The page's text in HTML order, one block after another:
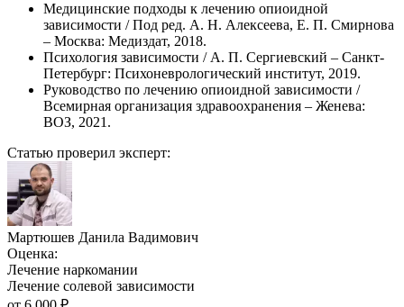
Медицинские подходы к лечению опиоидной
зависимости / Под ред. А. Н. Алексеева, Е. П. Смирнова
– Москва: Медиздат, 2018.
Психология зависимости / А. П. Сергиевский – Санкт-
Петербург: Психоневрологический институт, 2019.
Руководство по лечению опиоидной зависимости /
Всемирная организация здравоохранения – Женева:
ВОЗ, 2021.
Статью проверил эксперт:
Мартюшев Данила Вадимович
Оценка:
Лечение наркомании
Лечение солевой зависимости